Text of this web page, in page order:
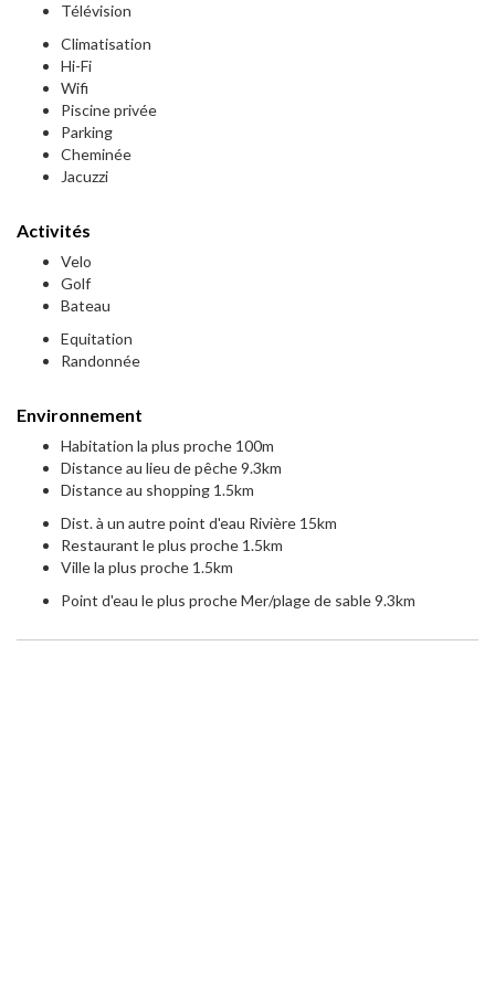
Télévision
Climatisation
Hi-Fi
Wifi
Piscine privée
Parking
Cheminée
Jacuzzi
Activités
Velo
Golf
Bateau
Equitation
Randonnée
Environnement
Habitation la plus proche 100m
Distance au lieu de pêche 9.3km
Distance au shopping 1.5km
Dist. à un autre point d'eau Rivière 15km
Restaurant le plus proche 1.5km
Ville la plus proche 1.5km
Point d'eau le plus proche Mer/plage de sable 9.3km